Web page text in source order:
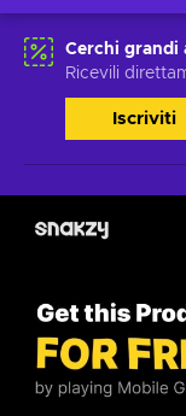
Cerchi grandi
Ricevili
Iscriviti